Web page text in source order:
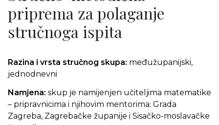
priprema za polaganje
stručnoga ispita
Razina i vrsta stručnog skupa: međužupanijski,
jednodnevni
Namjena: skup je namijenjen učiteljima matematike
– pripravnicima i njihovim mentorima: Grada
Zagreba, Zagrebačke županije i Sisačko-moslavačke